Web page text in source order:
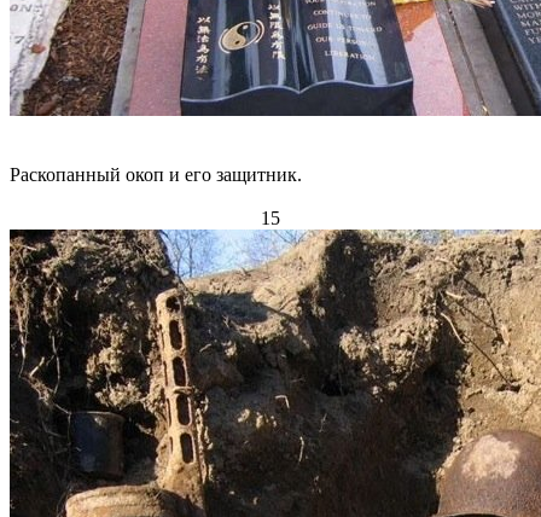
Раскопанный окоп и его защитник.
15